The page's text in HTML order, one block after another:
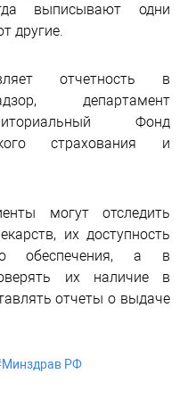
выписывают одни
другие.
отчетность в
департамент
Фонд
страхования и
могут отследить
их доступность
обеспечения, а в
их наличие в
отчеты о выдаче
Минздрав РФ